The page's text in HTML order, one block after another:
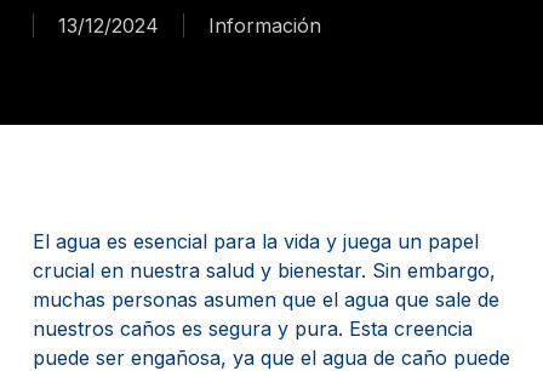
13/12/2024 Información
El agua es esencial para la vida y juega un papel
crucial en nuestra salud y bienestar. Sin embargo,
muchas personas asumen que el agua que sale de
nuestros caños es segura y pura. Esta creencia
puede ser engañosa, ya que el agua de caño puede